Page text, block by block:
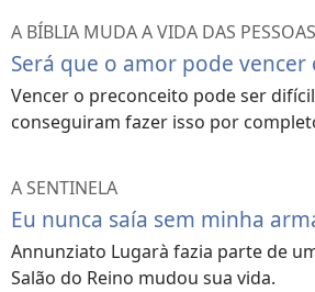
A BÍBLIA MUDA A VIDA DAS PESSOAS
Será que o amor pode vencer
Vencer o preconceito pode ser
conseguiram fazer isso por
A SENTINELA
Eu nunca saía sem minha
Annunziato Lugarà fazia parte de
Salão do Reino mudou sua vida.